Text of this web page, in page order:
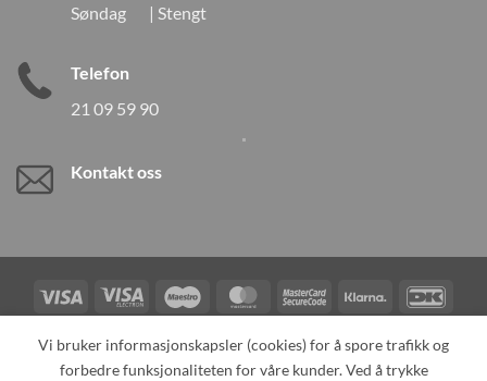
Søndag | Stengt
Telefon
21 09 59 90
Kontakt oss
Visa
Visa
Electron
Maestro MasterCardMasterCard
2
Klarna
Card
TILBAKEKALLINGER KONTAKT OSS OM OSS
Vi bruker informasjonskapsler (cookies) for å spore trafikk og
forbedre funksjonaliteten for våre kunder. Ved å trykke